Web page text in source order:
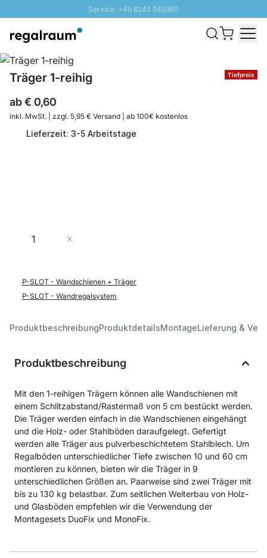
Service: +49 6245 945960
Schnelle Lieferung - Gratis Versand ab 100€
Tiefpreis
Träger 1-reihig
ab€ 0,60
inkl. MwSt. | zzgl. 5,95 € Versand | ab 100€ kostenlos
Lieferzeit: 3-5 Arbeitstage
Menge
P-SLOT - Wandschienen + Träger
P-SLOT - Wandregalsystem
ProduktbeschreibungProduktdetailsMontageLieferung &
Produktbeschreibung
Mit den 1-reihigen Trägern können alle Wandschienen mit
einem Schlitzabstand/Rastermaß von 5 cm bestückt werden.
Die Träger werden einfach in die Wandschienen eingehängt
und die Holz- oder Stahlböden daraufgelegt. Gefertigt
werden alle Träger aus pulverbeschichtetem Stahlblech. Um
Regalböden unterschiedlicher Tiefe zwischen 10 und 60 cm
montieren zu können, bieten wir die Träger in 9
unterschiedlichen Größen an. Paarweise sind zwei Träger mit
bis zu 130 kg belastbar. Zum seitlichen Weiterbau von Holz-
und Glasböden empfehlen wir die Verwendung der
Montagesets DuoFix und MonoFix.